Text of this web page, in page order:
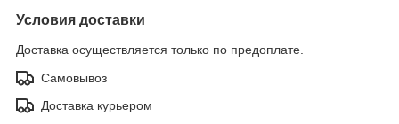
Условия доставки
Доставка осуществляется только по предоплате.
Самовывоз
Доставка курьером